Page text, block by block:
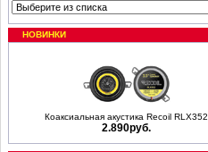
НОВИНКИ
Коаксиальная акустика Recoil RLX352
2.890руб.